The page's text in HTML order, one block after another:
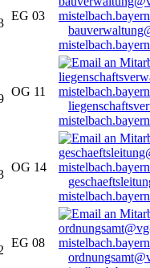
EG 03
OG 11
OG 14
EG 08